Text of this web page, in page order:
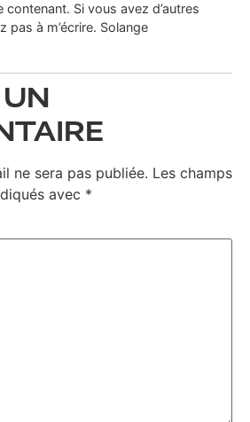
Si vous avez d’autres
pas à m’écrire. Solange
ne sera pas publiée. Les champs
avec *